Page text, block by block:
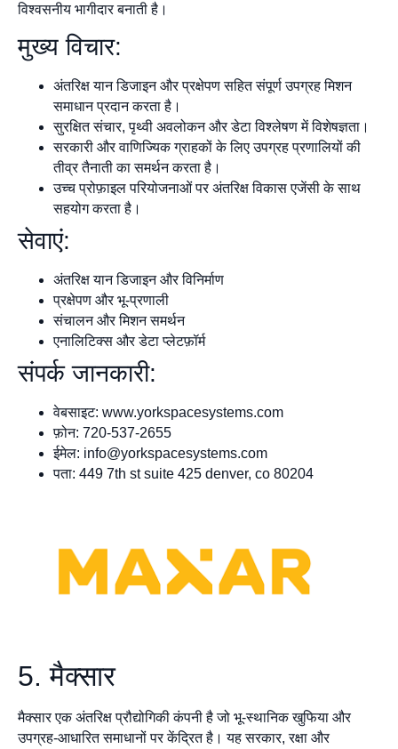
विश्वसनीय भागीदार बनाती है।
मुख्य विचार:
अंतरिक्ष यान डिजाइन और प्रक्षेपण सहित संपूर्ण उपग्रह मिशन
समाधान प्रदान करता है।
सुरक्षित संचार, पृथ्वी अवलोकन और डेटा विश्लेषण में विशेषज्ञता।
सरकारी और वाणिज्यिक ग्राहकों के लिए उपग्रह प्रणालियों की
तीव्र तैनाती का समर्थन करता है।
उच्च प्रोफ़ाइल परियोजनाओं पर अंतरिक्ष विकास एजेंसी के साथ
सहयोग करता है।
सेवाएं:
अंतरिक्ष यान डिजाइन और विनिर्माण
प्रक्षेपण और भू-प्रणाली
संचालन और मिशन समर्थन
एनालिटिक्स और डेटा प्लेटफ़ॉर्म
संपर्क जानकारी:
वेबसाइट: www.yorkspacesystems.com
फ़ोन: 720-537-2655
ईमेल: info@yorkspacesystems.com
पता: 449 7th st suite 425 denver, co 80204
5. मैक्सार
मैक्सार एक अंतरिक्ष प्रौद्योगिकी कंपनी है जो भू-स्थानिक खुफिया और
उपग्रह-आधारित समाधानों पर केंद्रित है। यह सरकार, रक्षा और